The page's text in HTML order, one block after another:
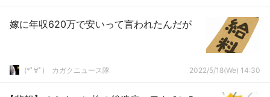
嫁に年収620万で安いって言われたんだが
(*ﾟ∀ﾟ)ゞカガクニュース隊 2022/5/18(We) 14:30